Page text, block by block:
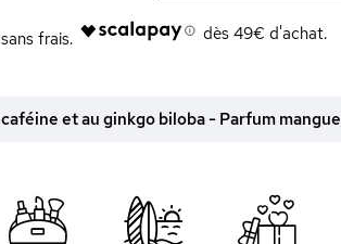
dès 49€ d'achat.
caféine et au ginkgo biloba - Parfum mangue